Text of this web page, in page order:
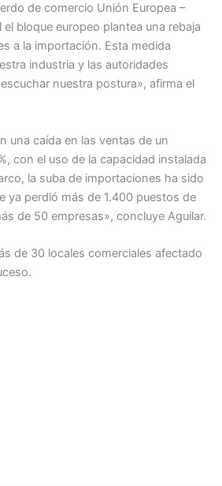
de comercio Unión Europea –
el bloque europeo plantea una rebaja
a la importación. Esta medida
industria y las autoridades
nuestra postura», afirma el
una caída en las ventas de un
con el uso de la capacidad instalada
la suba de importaciones ha sido
ya perdió más de 1.400 puestos de
de 50 empresas», concluye Aguilar.
de 30 locales comerciales afectado